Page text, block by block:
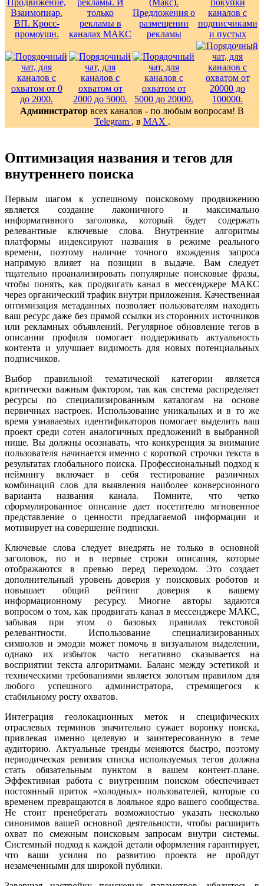
Администратор всех каналов - по любым вопросам! В
Telegram , в MAX .
Оптимизация названия и тегов для
внутреннего поиска
Первым шагом к успешному поисковому продвижению
является создание лаконичного и максимально
информативного заголовка, который будет содержать
релевантные ключевые слова. Внутренние алгоритмы
платформы индексируют названия в режиме реального
времени, поэтому наличие точного вхождения запроса
напрямую влияет на позиции в выдаче. Вам следует
тщательно проанализировать популярные поисковые фразы,
чтобы понять, как продвигать канал в мессенджере МАКС
через органический трафик внутри приложения. Качественная
оптимизация метаданных позволяет пользователям находить
ваш ресурс даже без прямой ссылки из сторонних источников
или рекламных объявлений. Регулярное обновление тегов в
описании профиля помогает поддерживать актуальность
контента и улучшает видимость для новых потенциальных
подписчиков.
Выбор правильной тематической категории является
критически важным фактором, так как система распределяет
ресурсы по специализированным каталогам на основе
первичных настроек. Использование уникальных и в то же
время узнаваемых идентификаторов помогает выделить ваш
проект среди сотен аналогичных предложений в выбранной
нише. Вы должны осознавать, что конкуренция за внимание
пользователя начинается именно с короткой строчки текста в
результатах глобального поиска. Профессиональный подход к
неймингу включает в себя тестирование различных
комбинаций слов для выявления наиболее конверсионного
варианта названия канала. Помните, что четко
сформулированное описание дает посетителю мгновенное
представление о ценности предлагаемой информации и
мотивирует на совершение подписки.
Ключевые слова следует внедрять не только в основной
заголовок, но и в первые строки описания, которые
отображаются в превью перед переходом. Это создает
дополнительный уровень доверия у поисковых роботов и
повышает общий рейтинг доверия к вашему
информационному ресурсу. Многие авторы задаются
вопросом о том, как продвигать канал в мессенджере МАКС,
забывая при этом о базовых правилах текстовой
релевантности. Использование специализированных
символов и эмодзи может помочь в визуальном выделении,
однако их избыток часто негативно сказывается на
восприятии текста алгоритмами. Баланс между эстетикой и
техническими требованиями является золотым правилом для
любого успешного администратора, стремящегося к
стабильному росту охватов.
Интеграция геолокационных меток и специфических
отраслевых терминов значительно сужает воронку поиска,
привлекая именно целевую и заинтересованную в теме
аудиторию. Актуальные тренды меняются быстро, поэтому
периодическая ревизия списка используемых тегов должна
стать обязательным пунктом в вашем контент-плане.
Эффективная работа с внутренним поиском обеспечивает
постоянный приток «холодных» пользователей, которые со
временем превращаются в лояльное ядро вашего сообщества.
Не стоит пренебрегать возможностью указать несколько
синонимов вашей основной деятельности, чтобы расширить
охват по смежным поисковым запросам внутри системы.
Системный подход к каждой детали оформления гарантирует,
что ваши усилия по развитию проекта не пройдут
незамеченными для широкой публики.